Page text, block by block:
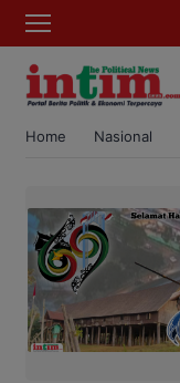
Home Nasional